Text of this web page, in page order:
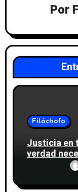
Por
Filóchofo
Justicia en
verdad